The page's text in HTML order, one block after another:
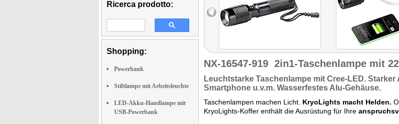
Ricerca prodotto:
Shopping:
Powerbank
Stiftlampe mit Arbeitsleuchte
LED-Akku-Handlampe mit
USB-Powerbank
NX-16547-919 2in1-Taschenlampe mit
Leuchtstarke Taschenlampe mit Cree-LED. Starker
Smartphone u.v.m. Wasserfestes Alu-Gehäuse.
Taschenlampen machen Licht. KryoLights macht Helden.
KryoLights-Koffer enthält die Ausrüstung für Ihre